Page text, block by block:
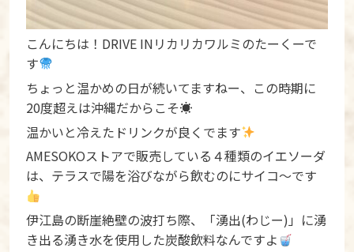
こんにちは！DRIVE INリカリカワルミのたーくーで
す
ちょっと温かめの日が続いてますねー、この時期に
20度超えは沖縄だからこそ☀
温かいと冷えたドリンクが良くでます
AMESOKOストアで販売している４種類のイエソーダ
は、テラスで陽を浴びながら飲むのにサイコ～です
伊江島の断崖絶壁の波打ち際、「湧出(わじー)」に湧
き出る湧き水を使用した炭酸飲料なんですよ